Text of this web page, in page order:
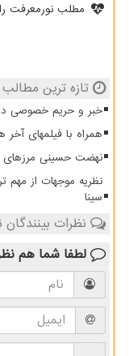
مطلب نورمعرفت
تازه ترین
خبر و حریم خصوصی
همراه با فیلمهای
نهضت حسینی مرزهای
نظریه موجهات از مهم
سینا
نظرات
لطفا شما هم